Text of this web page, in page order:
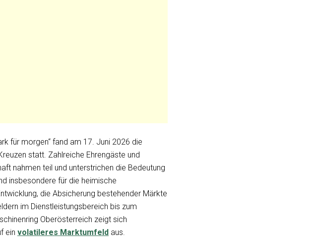
für morgen“ fand am 17. Juni 2026 die
statt. Zahlreiche Ehrengäste und
nahmen teil und unterstrichen die Bedeutung
insbesondere für die heimische
die Absicherung bestehender Märkte
im Dienstleistungsbereich bis zum
Oberösterreich zeigt sich
ein volatileres Marktumfeld aus.